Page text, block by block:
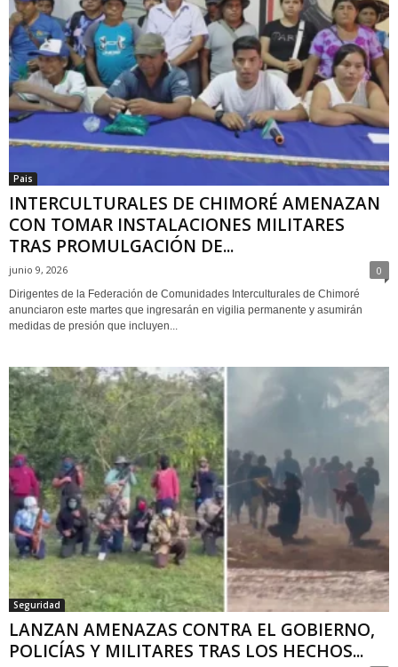
Pais
INTERCULTURALES DE CHIMORÉ AMENAZAN
CON TOMAR INSTALACIONES MILITARES
TRAS PROMULGACIÓN DE...
junio 9, 2026 0
Dirigentes de la Federación de Comunidades Interculturales de Chimoré
anunciaron este martes que ingresarán en vigilia permanente y asumirán
medidas de presión que incluyen...
Seguridad
LANZAN AMENAZAS CONTRA EL GOBIERNO,
POLICÍAS Y MILITARES TRAS LOS HECHOS...